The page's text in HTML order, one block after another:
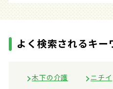
よく検索されるキー
木下の介護
ニチイ